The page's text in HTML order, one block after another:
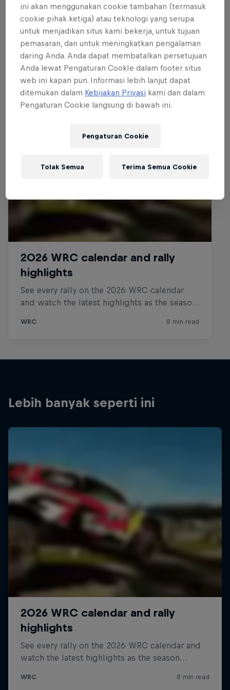
Terbaru
Lebih banyak seperti ini
ini akan menggunakan cookie tambahan (termasuk
cookie pihak ketiga) atau teknologi yang serupa
untuk menjadikan situs kami bekerja, untuk tujuan
pemasaran, dan untuk meningkatkan pengalaman
daring Anda. Anda dapat membatalkan persetujuan
Anda lewat Pengaturan CookIe dalam footer situs
web ini kapan pun. Informasi lebih lanjut dapat
ditemukan dalam Kebijakan Privasi kami dan dalam
Pengaturan Cookie langsung di bawah ini.
Pengaturan Cookie
Tolak Semua Terima Semua Cookie